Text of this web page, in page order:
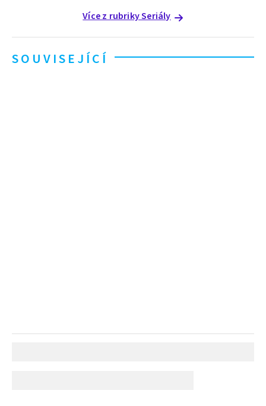
Více z rubriky Seriály
SOUVISEJÍCÍ